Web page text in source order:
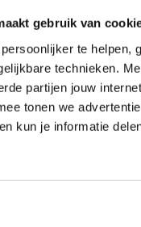
gebruik van
te helpen,
technieken.
partijen jouw
tonen we
kun je informatie
Honda
€ 8.299,-